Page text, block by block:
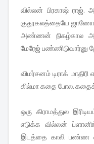
வில்லன் பிரகாஷ்
குதூகலத்தையே
அண்ணன் நிகழ்கால
மேரேஜ் பண்ணிடுவார்னு
விமர்சனம் டிராக்
கில்மா கதை போல.
ஒரு கிராமத்துல
எடுக்க வில்லன்
இடத்தை காலி பண்ண